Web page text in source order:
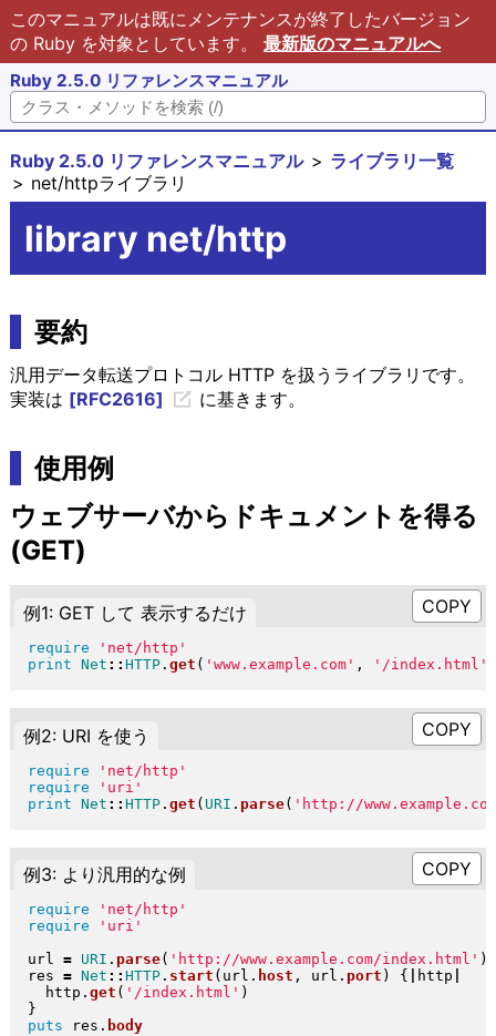
このマニュアルは既にメンテナンスが終了したバージョン
の Ruby を対象としています。 最新版のマニュアルへ
Ruby 2.5.0 リファレンスマニュアル
Ruby 2.5.0 リファレンスマニュアル
ライブラリ一覧
net/httpライブラリ
library net/http
要約
汎用データ転送プロトコル HTTP を扱うライブラリです。
実装は [RFC2616] に基きます。
使用例
ウェブサーバからドキュメントを得る
(GET)
例1: GET して 表示するだけ
require
'net/http'
print Net :: HTTP. get ( 'www.example.com' , '/index.html'
例2: URI を使う
require
'net/http'
require
'uri'
print Net :: HTTP. get ( URI . parse( 'http://
例3: より汎用的な例
require
'net/http'
require
'uri'
url = URI . parse( 'http://www.example.com/index.html' )
res = Net :: HTTP. start ( url . host , url . port ) { http
  http
. get ( '/index.html' )
}
puts res . body